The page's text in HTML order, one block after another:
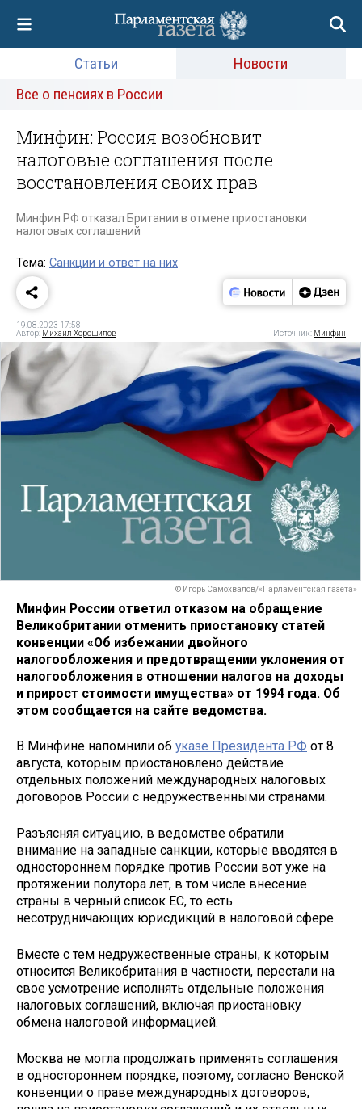
Статьи
Новости
Все о пенсиях в России
Минфин: Россия возобновит
налоговые соглашения после
восстановления своих прав
Минфин РФ отказал Британии в отмене приостановки
налоговых соглашений
Тема: Санкции и ответ на них
19.08.2023 17:58
Автор: Михаил Хорошилов Источник: Минфин
© Игорь Самохвалов/«Парламентская газета»
Минфин России ответил отказом на обращение
Великобритании отменить приостановку статей
конвенции «Об избежании двойного
налогообложения и предотвращении уклонения от
налогообложения в отношении налогов на доходы
и прирост стоимости имущества» от 1994 года. Об
этом сообщается на сайте ведомства.
В Минфине напомнили об указе Президента РФ от 8
августа, которым приостановлено действие
отдельных положений международных налоговых
договоров России с недружественными странами.
Разъясняя ситуацию, в ведомстве обратили
внимание на западные санкции, которые вводятся в
одностороннем порядке против России вот уже на
протяжении полутора лет, в том числе внесение
страны в черный список ЕС, то есть
несотрудничающих юрисдикций в налоговой сфере.
Вместе с тем недружественные страны, к которым
относится Великобритания в частности, перестали на
свое усмотрение исполнять отдельные положения
налоговых соглашений, включая приостановку
обмена налоговой информацией.
Москва не могла продолжать применять соглашения
в одностороннем порядке, поэтому, согласно Венской
конвенции о праве международных договоров,